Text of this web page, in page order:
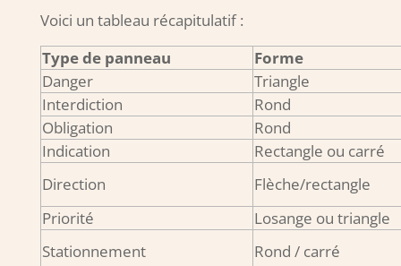
Voici un tableau récapitulatif :
Type de panneau
Forme
Danger
Triangle
Interdiction
Rond
Obligation
Rond
Indication
Rectangle ou carré
Direction
Flèche/rectangle
Priorité
Losange ou triangle
Stationnement
Rond / carré